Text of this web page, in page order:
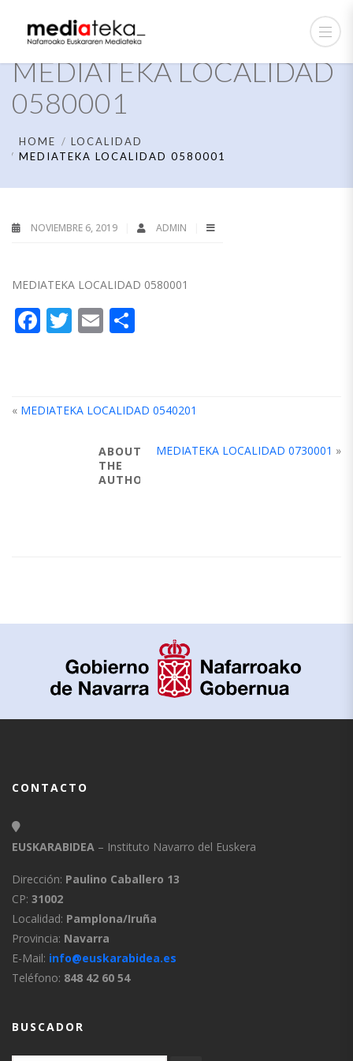
MEDIATEKA LOCALIDAD
0580001
HOME
LOCALIDAD
MEDIATEKA LOCALIDAD 0580001
NOVIEMBRE 6, 2019 ADMIN
MEDIATEKA LOCALIDAD 0580001
Facebook
Twitter
Email
« MEDIATEKA LOCALIDAD 0540201
MEDIATEKA LOCALIDAD 0730001 »
ABOUT
THE
AUTHOR
CONTACTO
EUSKARABIDEA – Instituto Navarro del Euskera
Dirección: Paulino Caballero 13
CP: 31002
Localidad: Pamplona/Iruña
Provincia: Navarra
E-Mail: info@euskarabidea.es
Teléfono: 848 42 60 54
BUSCADOR